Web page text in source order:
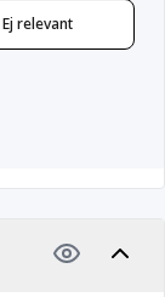
Ej relevant